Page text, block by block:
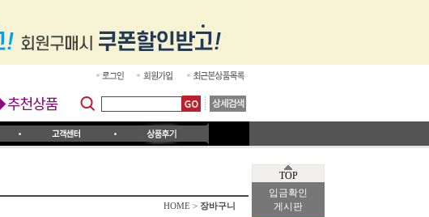
HOME > 장바구니
TOP
입금확인
게시판